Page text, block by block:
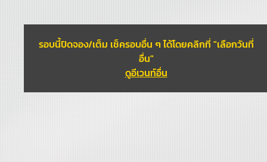
รอบนี้ปิดจอง/เต็ม เช็ครอบอื่น ๆ ได้โดยคลิกที่ "เลือกวันที่
อื่น"
ดูอีเวนท์อื่น